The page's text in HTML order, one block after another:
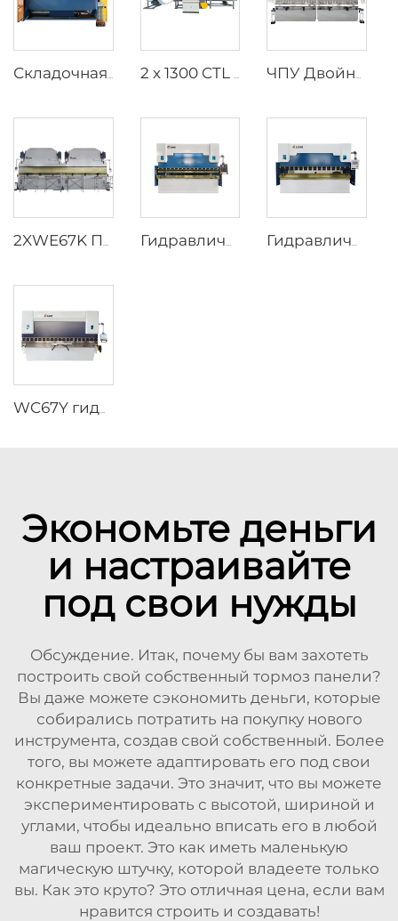
Складочная машина 2 x 1300 CTL (8T) Схема оборудования ножничного станка (размотка, выравнивание и резка) ЧПУ Двойной пресс-тормоз с контроллером Cybelec Touch 12 CNC
Экономьте деньги
и настраивайте
под свои нужды
Обсуждение. Итак, почему бы вам захотеть
построить свой собственный тормоз панели?
Вы даже можете сэкономить деньги, которые
собирались потратить на покупку нового
инструмента, создав свой собственный. Более
того, вы можете адаптировать его под свои
конкретные задачи. Это значит, что вы можете
экспериментировать с высотой, шириной и
углами, чтобы идеально вписать его в любой
ваш проект. Это как иметь маленькую
магическую штучку, которой владеете только
вы. Как это круто? Это отличная цена, если вам
нравится строить и создавать!